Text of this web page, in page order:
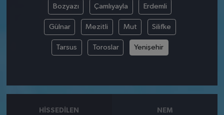
Bozyazı Çamlıyayla Erdemli
Gülnar Mezitli Mut Silifke
Tarsus Toroslar Yenişehir
HISSEDILEN NEM